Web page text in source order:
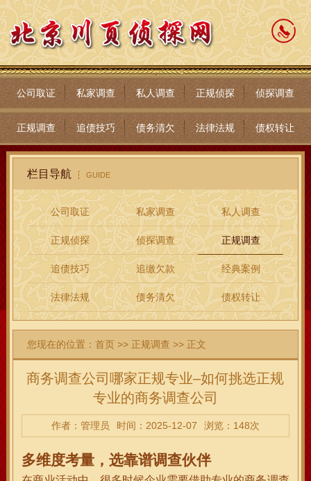
公司取证 私家调查 私人调查 正规侦探 侦探调查
正规调查 追债技巧 债务清欠 法律法规 债权转让
栏目导航 GUIDE
公司取证 私家调查 私人调查
正规侦探 侦探调查 正规调查
追债技巧 追缴欠款 经典案例
法律法规 债务清欠 债权转让
您现在的位置：首页 >> 正规调查 >> 正文
商务调查公司哪家正规专业–如何挑选正规
专业的商务调查公司
作者：管理员 时间：2025-12-07 浏览：148次
多维度考量，选靠谱调查伙伴